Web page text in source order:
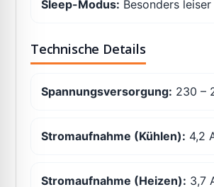
Sleep-Modus: Besonders
Technische Details
Spannungsversorgung: 230 –
Stromaufnahme (Kühlen): 4,2
Stromaufnahme (Heizen): 3,7